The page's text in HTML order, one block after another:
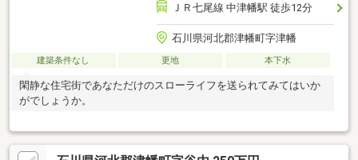
ＪＲ七尾線 中津幡駅 徒歩12分
石川県河北郡津幡町字津幡
建築条件なし 更地 本下水
閑静な住宅街であなただけのスローライフを送られてみてはいか
がでしょうか。